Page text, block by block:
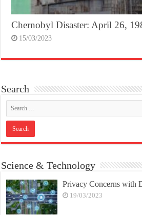
Chernobyl Disaster: April 26,
15/03/2023
Search
Science & Technology
Privacy Concerns with
19/03/2023